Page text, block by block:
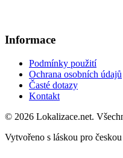
Informace
Podmínky použití
Ochrana osobních údajů
Časté dotazy
Kontakt
© 2026 Lokalizace.net.
Vytvořeno s láskou pro